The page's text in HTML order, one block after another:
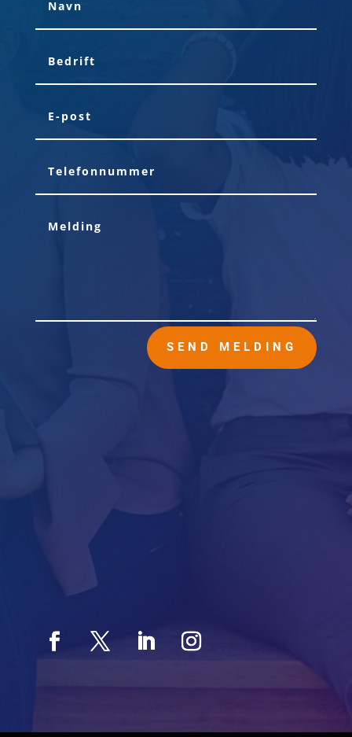
SEND MELDING
Hovfaret 17B
0275 Oslo
Org.nr. 885 637 892